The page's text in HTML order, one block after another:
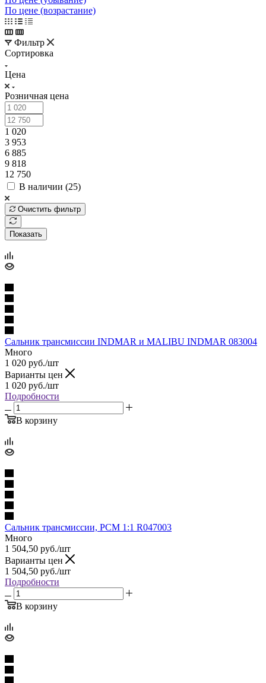
По цене (возрастание)
Фильтр
Сортировка
Цена
Розничная цена
1 020
3 953
6 885
9 818
12 750
В наличии (25)
Очистить фильтр
Показать
Сальник трансмиссии INDMAR и MALIBU INDMAR 083004
Много
1 020 руб./шт
Варианты цен
1 020 руб./шт
Подробности
В корзину
Сальник трансмиссии, РСМ 1:1 R047003
Много
1 504,50 руб./шт
Варианты цен
1 504,50 руб./шт
Подробности
В корзину